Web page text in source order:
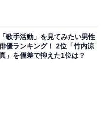
表したシングル『月の
達成するなど、歌手活
所シリーズ』（フジテレ
「歌手活動」を見てみたい男性
優ランキング！ 2位「竹内涼
」を僅差で抑えた1位は？